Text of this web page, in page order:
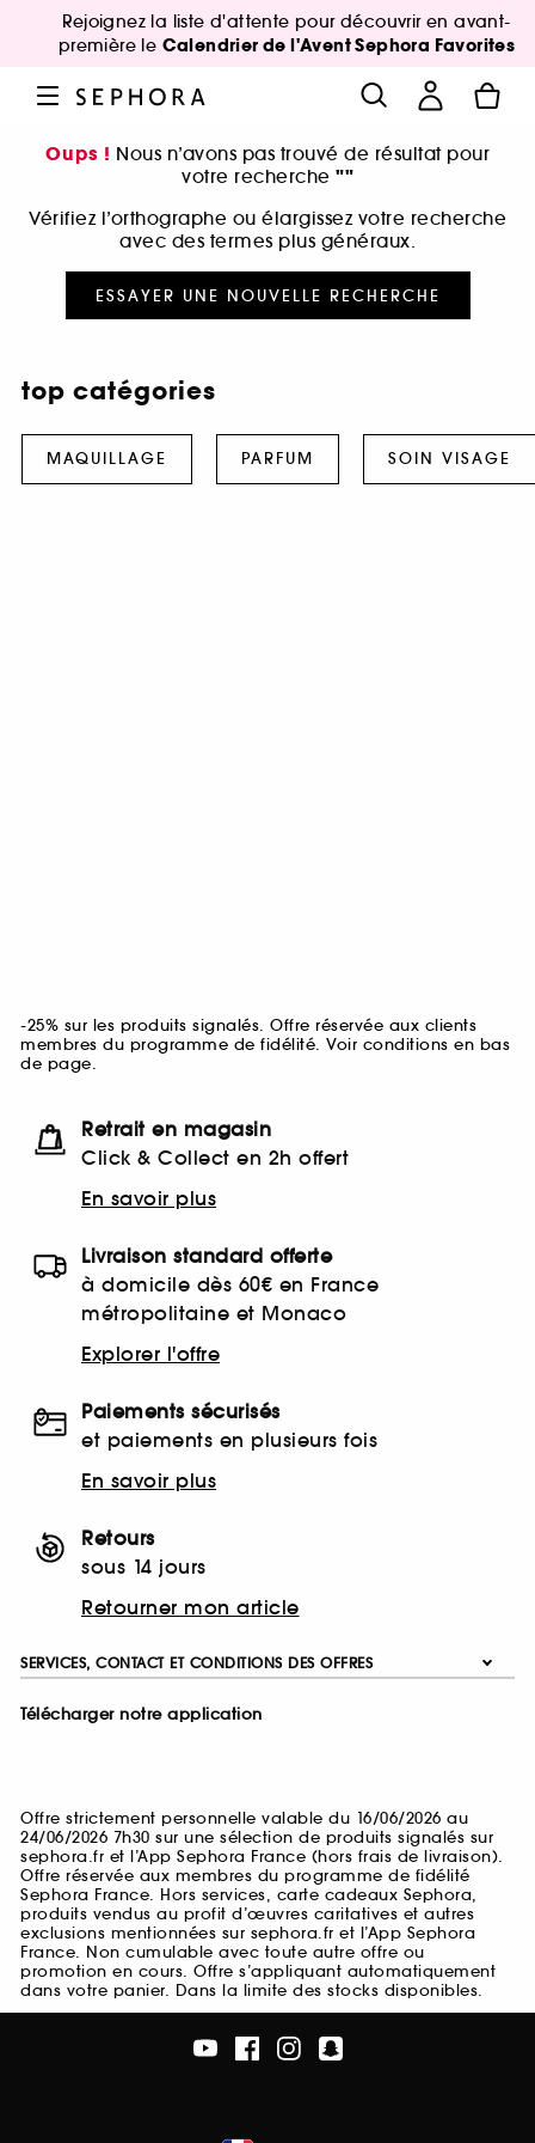
Rejoignez la liste d'attente pour découvrir en avant-
première le Calendrier de l'Avent Sephora Favorites
Oups ! Nous n’avons pas trouvé de résultat pour
votre recherche ""
Vérifiez l’orthographe ou élargissez votre recherche
avec des termes plus généraux.
ESSAYER UNE NOUVELLE RECHERCHE
top catégories
MAQUILLAGE PARFUM SOIN VISAGE
-25% sur les produits signalés. Offre réservée aux clients
membres du programme de fidélité. Voir conditions en bas
de page.
Retrait en magasin
Click & Collect en 2h offert
En savoir plus
Livraison standard offerte
à domicile dès 60€ en France
métropolitaine et Monaco
Explorer l'offre
Paiements sécurisés
et paiements en plusieurs fois
En savoir plus
Retours
sous 14 jours
Retourner mon article
SERVICES, CONTACT ET CONDITIONS DES OFFRES
Télécharger notre application
Offre strictement personnelle valable du 16/06/2026 au
24/06/2026 7h30 sur une sélection de produits signalés sur
sephora.fr et l’App Sephora France (hors frais de livraison).
Offre réservée aux membres du programme de fidélité
Sephora France. Hors services, carte cadeaux Sephora,
produits vendus au profit d’œuvres caritatives et autres
exclusions mentionnées sur sephora.fr et l’App Sephora
France. Non cumulable avec toute autre offre ou
promotion en cours. Offre s’appliquant automatiquement
dans votre panier. Dans la limite des stocks disponibles.